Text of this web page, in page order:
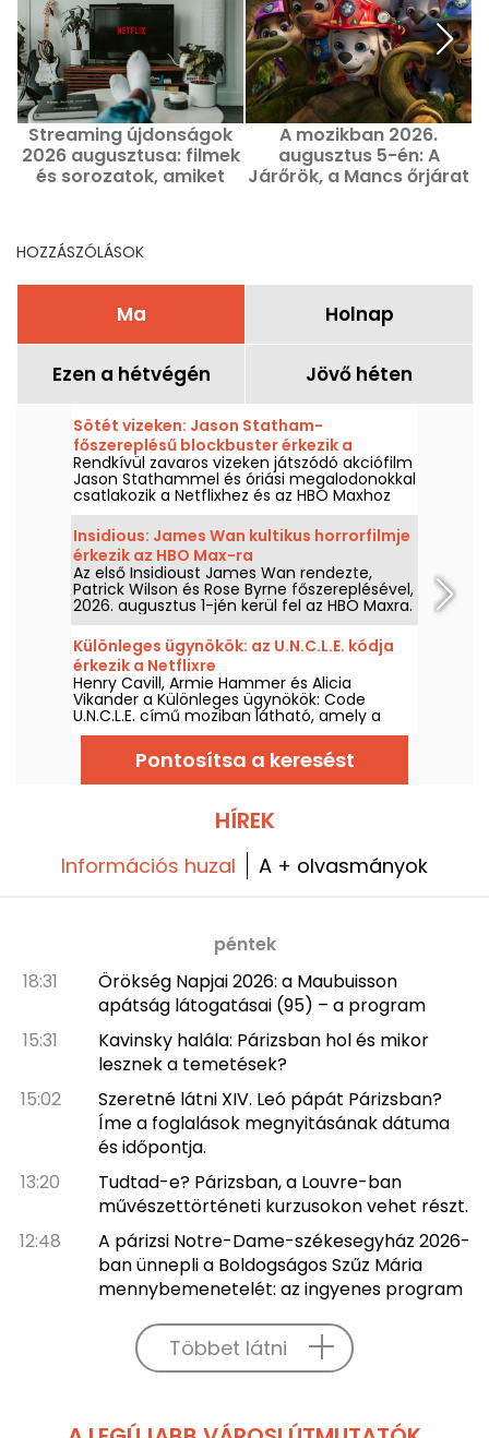
Streaming újdonságok
2026 augusztusa: filmek
és sorozatok, amiket
Prime Video-n
A mozikban 2026.
augusztus 5-én: A
Járőrök, a Mancs őrjárat
HOZZÁSZÓLÁSOK
Ma Holnap
Ezen a hétvégén Jövő héten
Sötét vizeken: Jason Statham-
főszereplésű blockbuster érkezik a
Netflixre és a HBO Maxra
Rendkívül zavaros vizeken játszódó akciófilm
Jason Stathammel és óriási megalodonokkal
csatlakozik a Netflixhez és az HBO Maxhoz
2026. augusztus 2-án.
Insidious: James Wan kultikus horrorfilmje
érkezik az HBO Max-ra
Az első Insidioust James Wan rendezte,
Patrick Wilson és Rose Byrne főszereplésével,
2026. augusztus 1-jén kerül fel az HBO Maxra.
Különleges ügynökök: az U.N.C.L.E. kódja
érkezik a Netflixre
Henry Cavill, Armie Hammer és Alicia
Vikander a Különleges ügynökök: Code
U.N.C.L.E. című moziban látható, amely a
Netflixen lesz elérhető 2026. augusztus 6-tól.
Pontosítsa a keresést
HÍREK
Információs huzal A + olvasmányok
péntek
18:31
Örökség Napjai 2026: a Maubuisson
apátság látogatásai (95) – a program
15:31
Kavinsky halála: Párizsban hol és mikor
lesznek a temetések?
15:02
Szeretné látni XIV. Leó pápát Párizsban?
Íme a foglalások megnyitásának dátuma
és időpontja.
13:20
Tudtad-e? Párizsban, a Louvre-ban
művészettörténeti kurzusokon vehet részt.
12:48
A párizsi Notre-Dame-székesegyház 2026-
ban ünnepli a Boldogságos Szűz Mária
mennybemenetelét: az ingyenes program
Többet látni